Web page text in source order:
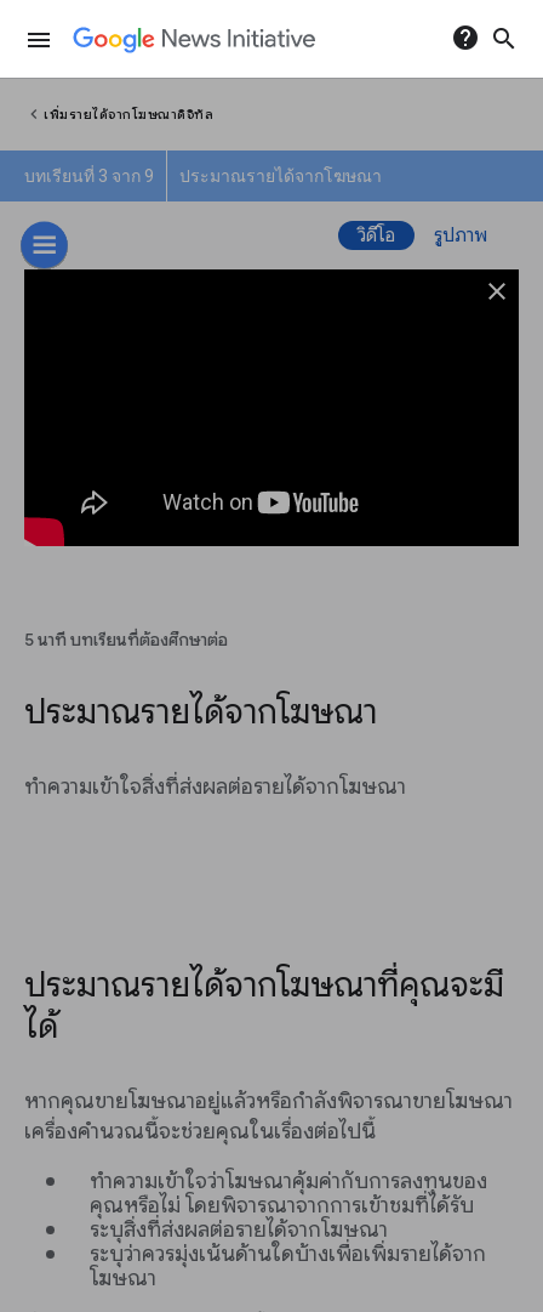
menu help search
chevron_left เพิ่มรายได้จากโฆษณาดิจิทัล
บทเรียนที่ 3 จาก 9 ประมาณรายได้จากโฆษณา
วิดีโอ รูปภาพ
close
5 นาที บทเรียนที่ต้องศึกษาต่อ
ประมาณรายได้จากโฆษณา
ทำความเข้าใจสิ่งที่ส่งผลต่อรายได้จากโฆษณา
ประมาณรายได้จากโฆษณาที่คุณจะมี
ได้
หากคุณขายโฆษณาอยู่แล้วหรือกำลังพิจารณาขายโฆษณา
เครื่องคำนวณนี้จะช่วยคุณในเรื่องต่อไปนี้
ทำความเข้าใจว่าโฆษณาคุ้มค่ากับการลงทุนของ
คุณหรือไม่ โดยพิจารณาจากการเข้าชมที่ได้รับ
ระบุสิ่งที่ส่งผลต่อรายได้จากโฆษณา
ระบุว่าควรมุ่งเน้นด้านใดบ้างเพื่อเพิ่มรายได้จาก
โฆษณา